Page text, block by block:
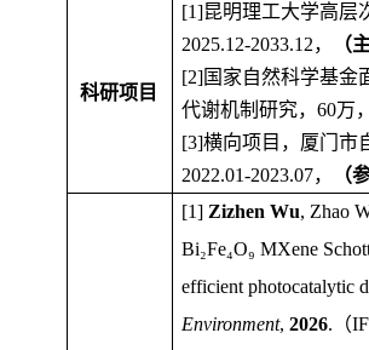
科研项目
[1]昆明理工大学高层
2025.12-2033.12，
（
[2]国家自然科学基金
代谢机制研究， 60万
[3]横向项目，厦门市
2022.01-2023.07， （
[1] Zizhen Wu, Zhao
Bi₂Fe₄O₉ MXene
efficient photocatalytic
Environment, 2026. （